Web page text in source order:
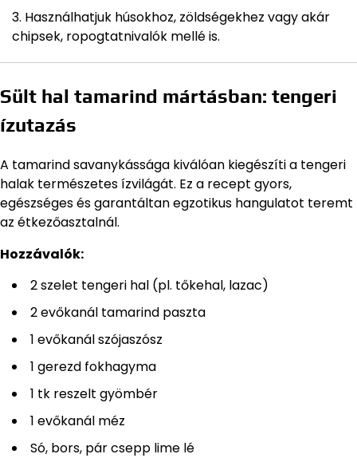
Használhatjuk húsokhoz, zöldségekhez vagy akár
chipsek, ropogtatnivalók mellé is.
Sült hal tamarind mártásban: tengeri
ízutazás
A tamarind savanykássága kiválóan kiegészíti a tengeri
halak természetes ízvilágát. Ez a recept gyors,
egészséges és garantáltan egzotikus hangulatot teremt
az étkezőasztalnál.
Hozzávalók:
2 szelet tengeri hal (pl. tőkehal, lazac)
2 evőkanál tamarind paszta
1 evőkanál szójaszósz
1 gerezd fokhagyma
1 tk reszelt gyömbér
1 evőkanál méz
Só, bors, pár csepp lime lé